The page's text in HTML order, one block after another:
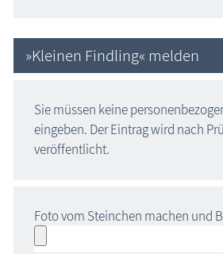
»Kleinen Findling« melden
Sie müssen keine
eingeben. Der Eintrag wird nach
veröffentlicht.
Foto vom Steinchen machen und